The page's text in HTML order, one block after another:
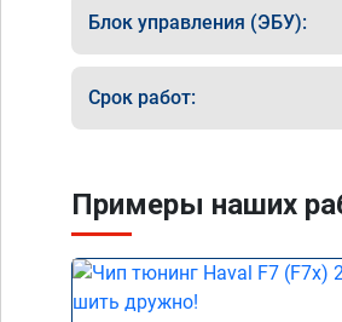
Блок управления (ЭБУ):
Срок работ:
Примеры наших